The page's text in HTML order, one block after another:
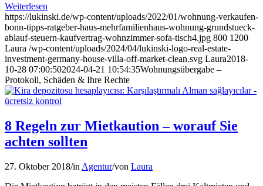
Weiterlesen
https://lukinski.de/wp-content/uploads/2022/01/wohnung-verkaufen-
bonn-tipps-ratgeber-haus-mehrfamilienhaus-wohnung-grundstueck-
ablauf-steuern-kaufvertrag-wohnzimmer-sofa-tisch4.jpg 800 1200
Laura /wp-content/uploads/2024/04/lukinski-logo-real-estate-
investment-germany-house-villa-off-market-clean.svg Laura2018-
10-28 07:00:502024-04-21 10:54:35Wohnungsübergabe –
Protokoll, Schäden & Ihre Rechte
8 Regeln zur Mietkaution – worauf Sie
achten sollten
27. Oktober 2018/in Agentur/von Laura